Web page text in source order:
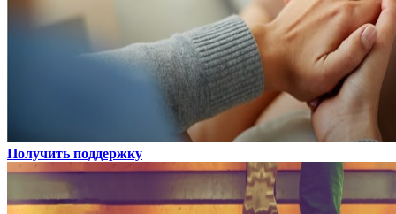
Получить поддержку